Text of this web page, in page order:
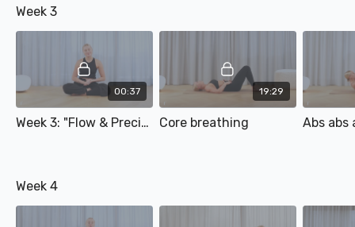
Week 3
00:37
Week 3: "Flow & Precisie"
19:29
Core breathing Abs abs
Week 4